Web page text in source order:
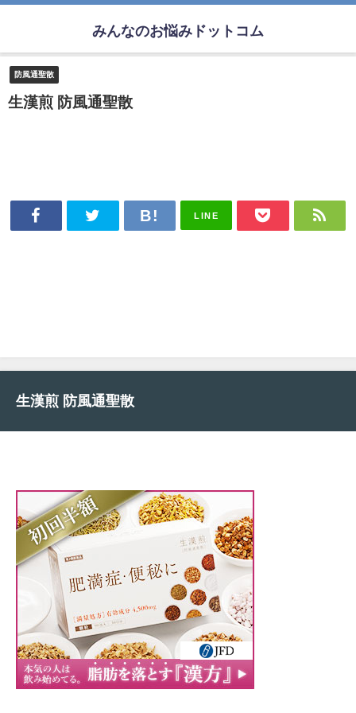
みんなのお悩みドットコム
防風通聖散
生漢煎 防風通聖散
LINE
生漢煎 防風通聖散